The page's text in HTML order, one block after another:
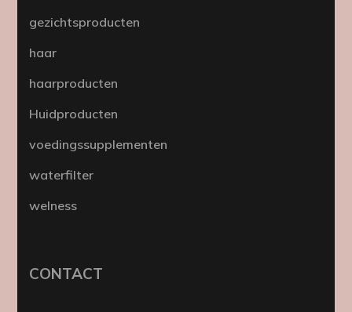
gezichtsproducten
haar
haarproducten
Huidproducten
voedingssupplementen
waterfilter
welness
CONTACT